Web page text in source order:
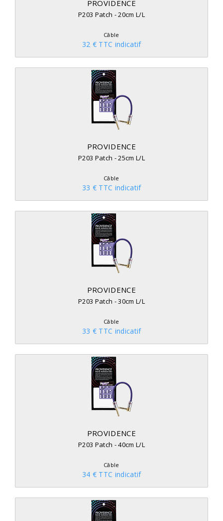
PROVIDENCE
P203 Patch - 20cm L/L
Câble
32 € TTC indicatif
PROVIDENCE
P203 Patch - 25cm L/L
Câble
33 € TTC indicatif
PROVIDENCE
P203 Patch - 30cm L/L
Câble
33 € TTC indicatif
PROVIDENCE
P203 Patch - 40cm L/L
Câble
34 € TTC indicatif